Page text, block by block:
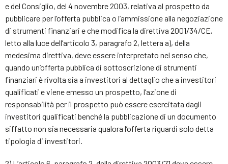
e del Consiglio, del 4 novembre 2003, relativa al prospetto da
pubblicare per l’offerta pubblica o l’ammissione alla negoziazione
di strumenti finanziari e che modifica la direttiva 2001/34/CE,
letto alla luce dell’articolo 3, paragrafo 2, lettera a), della
medesima direttiva, deve essere interpretato nel senso che,
quando un’offerta pubblica di sottoscrizione di strumenti
finanziari è rivolta sia a investitori al dettaglio che a investitori
qualificati e viene emesso un prospetto, l’azione di
responsabilità per il prospetto può essere esercitata dagli
investitori qualificati benché la pubblicazione di un documento
siffatto non sia necessaria qualora l’offerta riguardi solo detta
tipologia di investitori.